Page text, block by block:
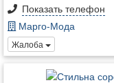
Показать телефон
Марго-Мода
Жалоба